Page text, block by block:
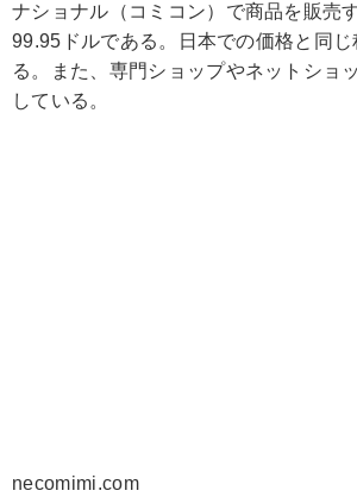
ナショナル（コミコン）で商品を販売
99.95ドルである。日本での価格と同
る。また、専門ショップやネットショ
している。
necomimi.com